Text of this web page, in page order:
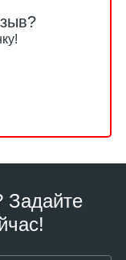
Задайте